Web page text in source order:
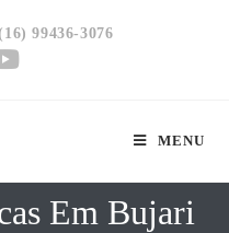
99436-3076
MENU
Em Bujari